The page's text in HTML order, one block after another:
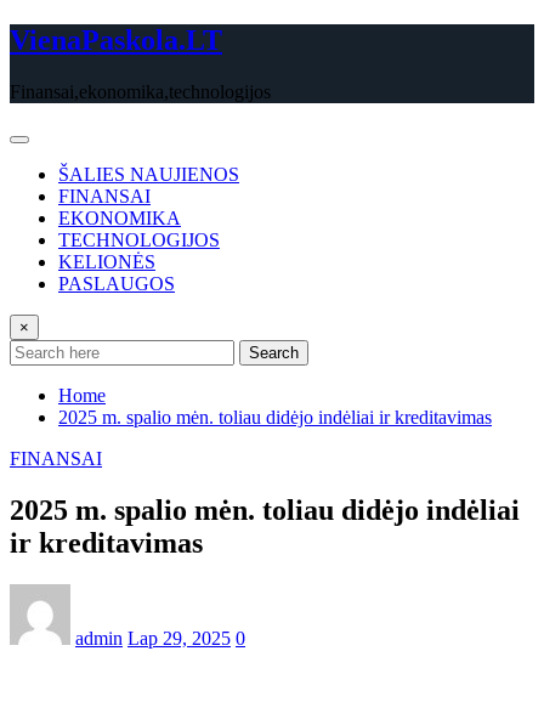
Skip
to
VienaPaskola.LT
Finansai,ekonomika,technologijos
ŠALIES NAUJIENOS
FINANSAI
EKONOMIKA
TECHNOLOGIJOS
KELIONĖS
PASLAUGOS
×
Search
Home
2025 m. spalio mėn. toliau didėjo indėliai ir kreditavimas
FINANSAI
2025 m. spalio mėn. toliau didėjo indėliai
ir kreditavimas
admin Lap 29, 2025 0